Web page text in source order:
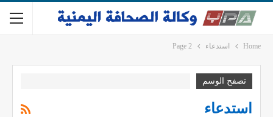
Home استدعاء Page 2
تصفح الوسم
استدعاء